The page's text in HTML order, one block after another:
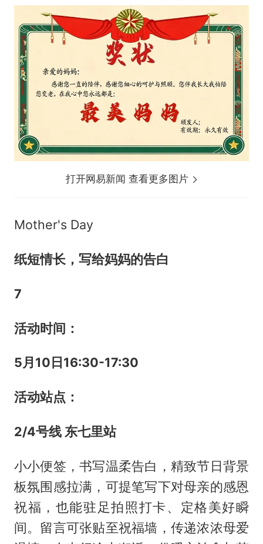
打开网易新闻 查看更多图片
Mother's Day
纸短情长，写给妈妈的告白
7
活动时间：
5月 10 日 16:30-17:30
活动站点：
2/4号线 东七里站
小小便签，书写温柔告白，精致节日背景
板氛围感拉满，可提笔写下对母亲的感恩
祝福，也能驻足拍照打卡、定格美好瞬
间。留言可张贴至祝福墙，传递浓浓母爱